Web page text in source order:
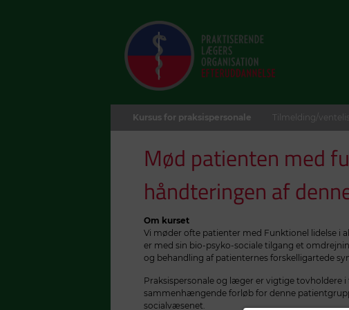
Kursus for praksispersonale Tilmelding/
Mød patienten med
håndteringen af
Om kurset
Vi møder ofte patienter med Funktionel lidelse i
er med sin bio-psyko-sociale tilgang et
og behandling af patienternes forskelligartede
Praksispersonale og læger er vigtige tovholdere
sammenhængende forløb for denne
socialvæsenet.